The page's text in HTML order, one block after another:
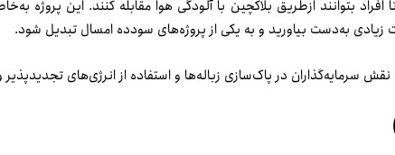
به‌­دست بیاورید و به یکی از پروژه‌های سودده‌ امسال تبدیل شود.
نقش سرمایه­‌گذاران در پاک‌سازی زباله‌­ها و استفاده از انرژی‌­های تجدیدپذیر